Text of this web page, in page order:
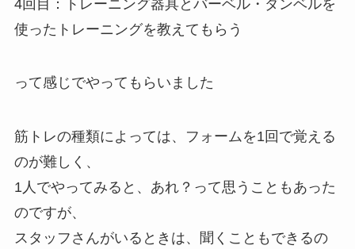
4回目：トレーニング器具とバーベル・ダンベルを
使ったトレーニングを教えてもらう
って感じでやってもらいました
筋トレの種類によっては、フォームを1回で覚える
のが難しく、
1人でやってみると、あれ？って思うこともあった
のですが、
スタッフさんがいるときは、聞くこともできるの